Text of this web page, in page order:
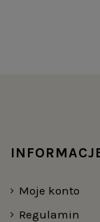
Moje konto
Regulamin